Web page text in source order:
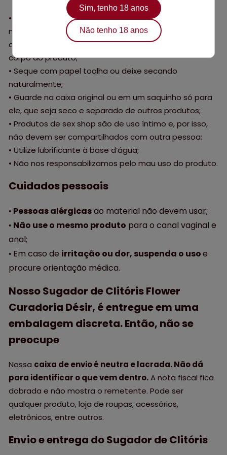
•
Lave sempre antes e após o uso com água e sabão
neutro. Com uma mão, proteja a entrada de
carregamento e com a outra lave bem o bocal e o
corpo do produto;
• Seque com papel toalha ou deixe secando
naturalmente;
• Guarde na caixa original ou em um saquinho só para
ele, que seja seco e separado de outros produtos;
• Produtos de sex shop são de uso íntimo e, por isso,
não devem ser compartilhados com outra pessoa;
• Utilize lubrificante à base d’água;
• Não nos responsabilizamos pelo mau uso do produto.
Cuidados pessoais
• Pessoas alérgicasao material não devem usar;
• Não use o mesmo produto para o canal vaginal e
anal;
• Em caso de irritação ou dor, suspenda o usoe
procure orientação médica.
Nosso Sugador de Clitóris Flower
Curadoria Désir, é entregue em uma
embalagem discreta. Então, não se
preocupe
Nossa caixa de envio é neutra e lacrada. Não dá
para identificar o que vem dentro.A nota fiscal fica
dobrada e não mostra o remetente. Pode ser
qualquer produto, loja de roupas, acessórios,
eletrônicos, entre outros.
Envio e entrega do Sugador de Clitóris
Sim, tenho 18 anos
Não tenho 18 anos